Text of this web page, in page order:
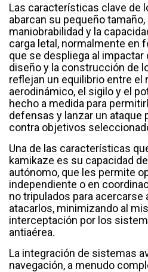
Las características clave de
abarcan su pequeño tamaño,
maniobrabilidad y la
carga letal, normalmente en
que se despliega al impactar
diseño y la construcción de
reflejan un equilibrio entre el
aerodinámico, el sigilo y el
hecho a medida para
defensas y lanzar un ataque
contra objetivos
Una de las características
kamikaze es su capacidad
autónomo, que les permite
independiente o en
no tripulados para acercarse
atacarlos, minimizando al
interceptación por los
antiaérea.
La integración de sistemas
navegación, a menudo